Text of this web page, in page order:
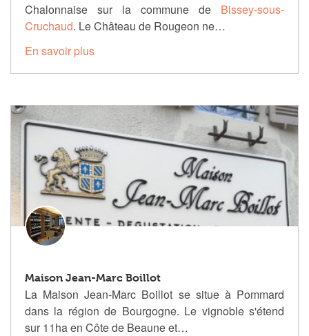
Chalonnaise sur la commune de Bissey-sous-
Cruchaud. Le Château de Rougeon ne…
En savoir plus
Maison Jean-Marc Boillot
La Maison Jean-Marc Boillot se situe à Pommard
dans la région de Bourgogne. Le vignoble s'étend
sur 11ha en Côte de Beaune et…